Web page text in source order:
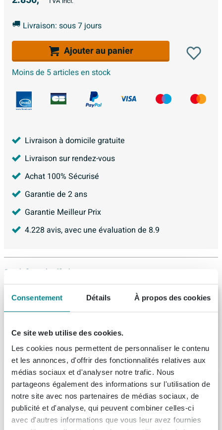
Consentement Détails À propos des cookies
Ce site web utilise des cookies.
Les cookies nous permettent de personnaliser le contenu
et les annonces, d'offrir des fonctionnalités relatives aux
médias sociaux et d'analyser notre trafic. Nous
partageons également des informations sur l'utilisation de
notre site avec nos partenaires de médias sociaux, de
publicité et d'analyse, qui peuvent combiner celles-ci
avec d'autres informations que vous leur avez fournies
Livraison: sous 7 jours
Ajouter au panier
Moins de 5 articles en stock
Livraison à domicile gratuite
Livraison sur rendez-vous
Achat 100% Sécurisé
Garantie de 2 ans
Garantie Meilleur Prix
4.228 avis, avec une évaluation de 8.9
Articles similaires
ZEZA Eloise Baignoire îlot - 170x80cm -
Acrylique - siphon - blanc brillant
1.760,-
Arcqua Pinto Baignoire îlot 180x80 mat
blanc
Livraison: 3 - 4 semaines